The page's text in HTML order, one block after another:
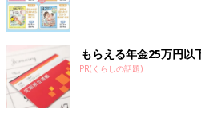
もらえる年金25万円以
PR(くらしの話題)